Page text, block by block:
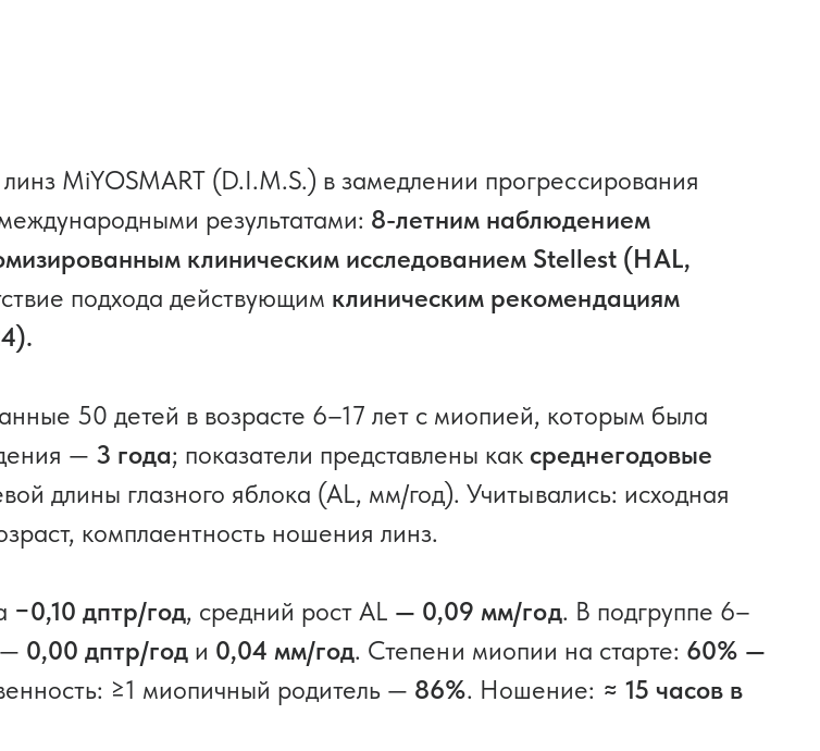
MiYOSMART (D.I.M.S.) в замедлении прогрессирования
результатами: 8-летним наблюдением
клиническим исследованием Stellest (HAL,
подхода действующим клиническим рекомендациям
50 детей в возрасте 6–17 лет с миопией, которым была
— 3 года; показатели представлены каксреднегодовые
длины глазного яблока (AL, мм/год). Учитывались: исходная
комплаентность ношения линз.
−0,10 дптр/год, средний рост AL — 0,09 мм/год. В подгруппе 6–
0,00 дптр/год и 0,04 мм/год. Степени миопии на старте: 60% —
≥1 миопичный родитель — 86%. Ношение: ≈ 15 часов в